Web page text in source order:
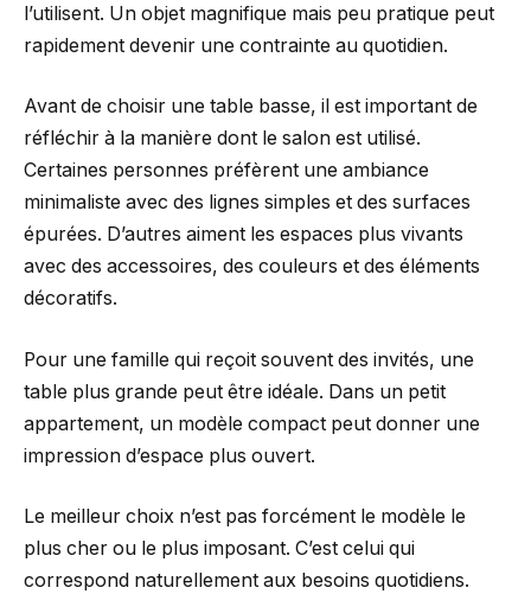
l’utilisent. Un objet magnifique mais peu pratique peut
rapidement devenir une contrainte au quotidien.
Avant de choisir une table basse, il est important de
réfléchir à la manière dont le salon est utilisé.
Certaines personnes préfèrent une ambiance
minimaliste avec des lignes simples et des surfaces
épurées. D’autres aiment les espaces plus vivants
avec des accessoires, des couleurs et des éléments
décoratifs.
Pour une famille qui reçoit souvent des invités, une
table plus grande peut être idéale. Dans un petit
appartement, un modèle compact peut donner une
impression d’espace plus ouvert.
Le meilleur choix n’est pas forcément le modèle le
plus cher ou le plus imposant. C’est celui qui
correspond naturellement aux besoins quotidiens.